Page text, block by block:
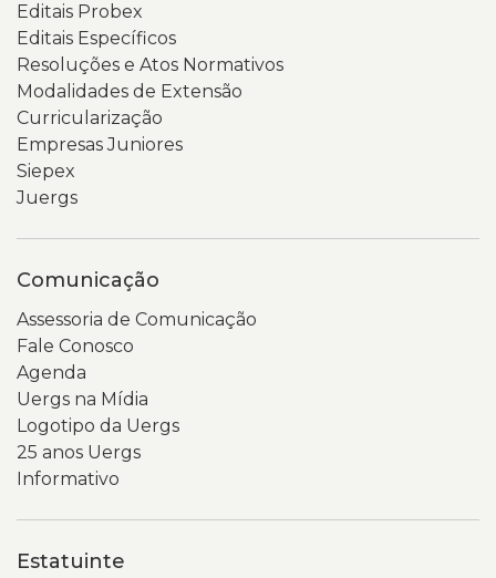
Editais Probex
Editais Específicos
Resoluções e Atos Normativos
Modalidades de Extensão
Curricularização
Empresas Juniores
Siepex
Juergs
Comunicação
Assessoria de Comunicação
Fale Conosco
Agenda
Uergs na Mídia
Logotipo da Uergs
25 anos Uergs
Informativo
Estatuinte